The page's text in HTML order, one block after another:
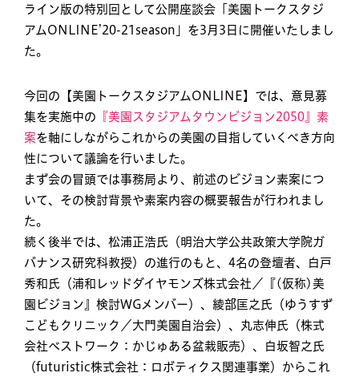
ライン版の特別回として公開座談会「美園トークスタジ
アムONLINE’20-21season」を3月3日に開催いたしまし
た。
今回の【美園トークスタジアムONLINE】では、意見募
集を実施中の 『美園スタジアムタウンビジョン2050』素
案を軸にしながらこれからの美園の目指していくべき方向
性について議論を行いました。
まず会の冒頭では事務局より、前述のビジョン素案につ
いて、その検討背景や素案内容の概要報告が行われまし
た。
続く後半では、松浦正浩氏（明治大学公共政策大学院ガ
バナンス研究科教授）の進行のもと、4名の登壇者、白戸
秀和氏（浦和レッドダイヤモンズ株式会社／『(仮称)美
園ビジョン』検討WGメンバー）、綾部匡之氏（ゆうすず
こどもクリニック／大門美園自治会）、丸志伸氏（株式
会社ベストワーク：かじゅある盆栽販売）、白坂智之氏
（futuristic株式会社：ロボティクス関連事業）からこれ